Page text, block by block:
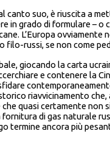
canto suo, è riuscita a
in grado di formulare –
L’Europa ovviamente
filo-russi, se non come
giocando la carta
e contenere la
riavvicinamento
che quasi certamente non
di gas naturale
termine ancora più